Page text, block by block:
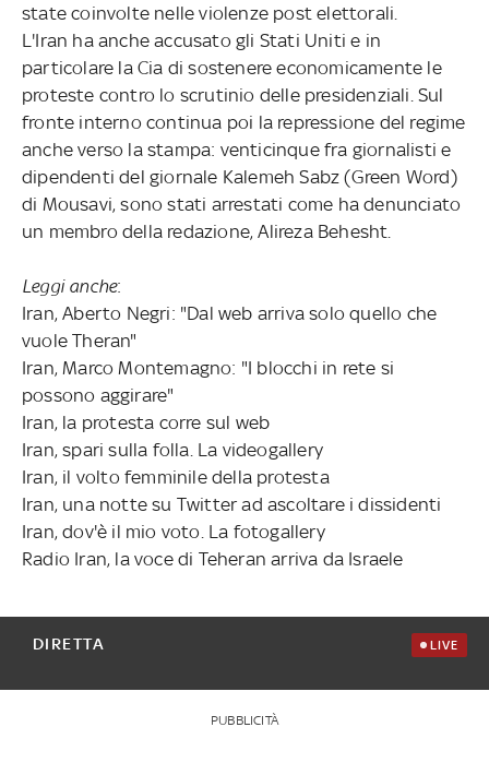
state coinvolte nelle violenze post elettorali.
L'Iran ha anche accusato gli Stati Uniti e in
particolare la Cia di sostenere economicamente le
proteste contro lo scrutinio delle presidenziali. Sul
fronte interno continua poi la repressione del regime
anche verso la stampa: venticinque fra giornalisti e
dipendenti del giornale Kalemeh Sabz (Green Word)
di Mousavi, sono stati arrestati come ha denunciato
un membro della redazione, Alireza Behesht.
Leggi anche:
Iran, Aberto Negri: "Dal web arriva solo quello che
vuole Theran"
Iran, Marco Montemagno: "I blocchi in rete si
possono aggirare"
Iran, la protesta corre sul web
Iran, spari sulla folla. La videogallery
Iran, il volto femminile della protesta
Iran, una notte su Twitter ad ascoltare i dissidenti
Iran, dov'è il mio voto. La fotogallery
Radio Iran, la voce di Teheran arriva da Israele
DIRETTA LIVE
PUBBLICITÀ